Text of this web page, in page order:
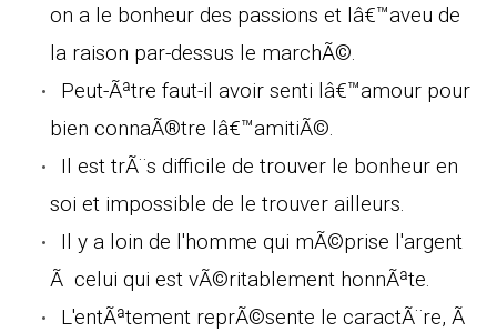
on a le bonheur des passions et lâ€™aveu de
la raison par-dessus le marchÃ©.
Peut-Ãªtre faut-il avoir senti lâ€™amour pour
bien connaÃ®tre lâ€™amitiÃ©.
Il est trÃ¨s difficile de trouver le bonheur en
soi et impossible de le trouver ailleurs.
Il y a loin de l'homme qui mÃ©prise l'argent
Ã celui qui est vÃ©ritablement honnÃªte.
L'entÃªtement reprÃ©sente le caractÃ¨re, Ã